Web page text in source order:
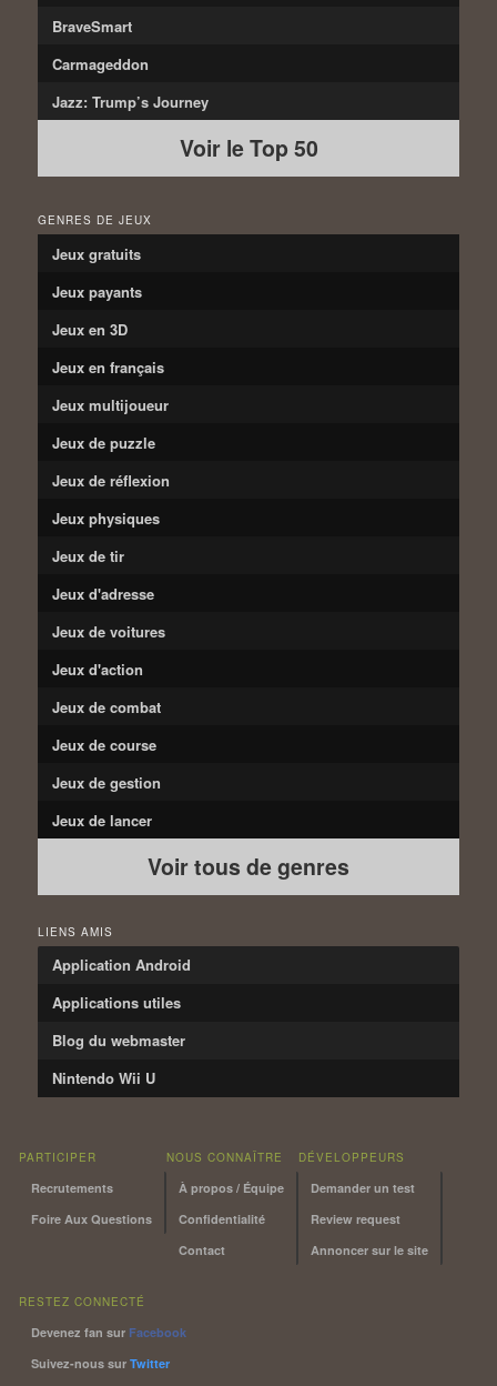
BraveSmart
Carmageddon
Jazz: Trump’s Journey
Voir le Top 50
GENRES DE JEUX
Jeux gratuits
Jeux payants
Jeux en 3D
Jeux en français
Jeux multijoueur
Jeux de puzzle
Jeux de réflexion
Jeux physiques
Jeux de tir
Jeux d'adresse
Jeux de voitures
Jeux d'action
Jeux de combat
Jeux de course
Jeux de gestion
Jeux de lancer
Voir tous de genres
LIENS AMIS
Application Android
Applications utiles
Blog du webmaster
Nintendo Wii U
PARTICIPER
Recrutements
Foire Aux Questions
NOUS CONNAÎTRE
À propos / Équipe
Confidentialité
Contact
DÉVELOPPEURS
Demander un test
Review request
Annoncer sur le site
RESTEZ CONNECTÉ
Devenez fan sur Facebook
Suivez-nous sur Twitter